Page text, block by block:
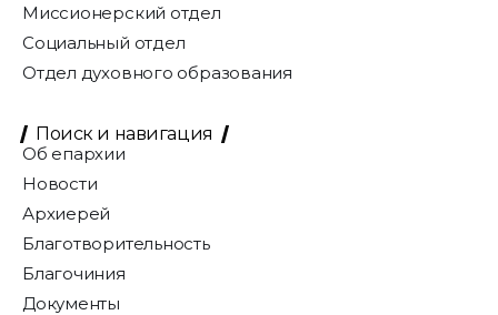
Миссионерский отдел
Социальный отдел
Отдел духовного образования
Поиск и навигация
Об епархии
Новости
Архиерей
Благотворительность
Благочиния
Документы